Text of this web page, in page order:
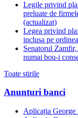
Legile privind
preluate de
(actualizat)
Legea privind
inclusa pe
Senatorul
numai bou-i
Toate stirile
Anunturi banci
Aplicația George